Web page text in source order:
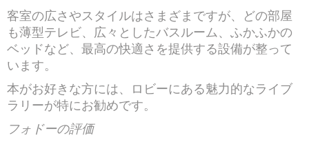
客室の広さやスタイルはさまざまですが、どの部屋
も薄型テレビ、広々としたバスルーム、ふかふかの
ベッドなど、最高の快適さを提供する設備が整って
います。
本がお好きな方には、ロビーにある魅力的なライブ
ラリーが特にお勧めです。
フォドーの評価